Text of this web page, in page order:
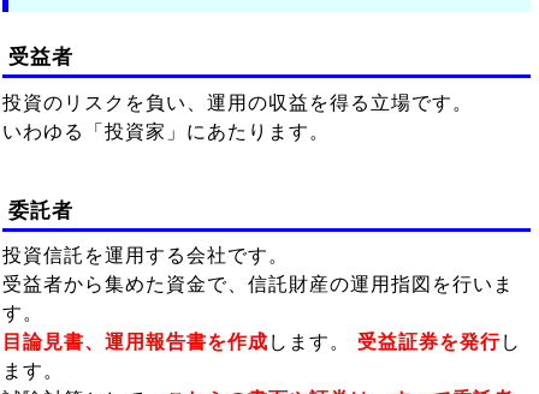
受益者
投資のリスクを負い、運用の収益を得る立場です。
いわゆる「投資家」にあたります。
委託者
投資信託を運用する会社です。
受益者から集めた資金で、信託財産の運用指図を行いま
す。
目論見書、運用報告書を作成 します。 受益証券を発行し
ます。